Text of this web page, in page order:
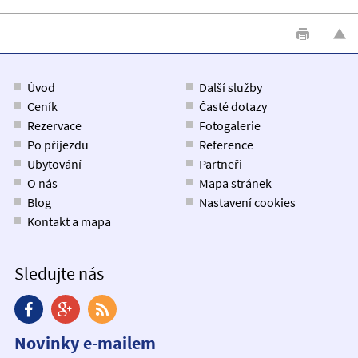
Úvod
Ceník
Rezervace
Po příjezdu
Ubytování
O nás
Blog
Kontakt a mapa
Další služby
Časté dotazy
Fotogalerie
Reference
Partneři
Mapa stránek
Nastavení cookies
Sledujte nás
Novinky e-mailem